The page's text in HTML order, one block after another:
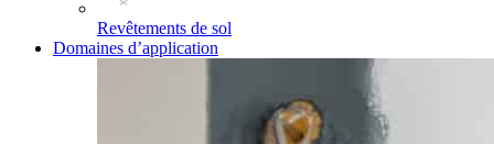
Revêtements de sol
Domaines d’application